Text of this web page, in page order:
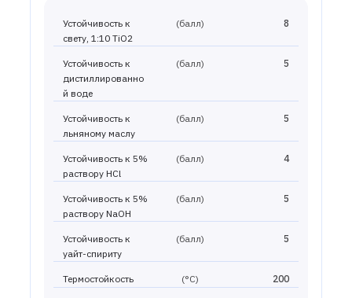
Устойчивость к
свету, 1:10 TiO2
(балл) 8
Устойчивость к
дистиллированно
й воде
(балл) 5
Устойчивость к
льняному маслу
(балл) 5
Устойчивость к 5%
раствору HCl
(балл) 4
Устойчивость к 5%
раствору NaOH
(балл) 5
Устойчивость к
уайт-спириту
(балл) 5
Термостойкость (°С) 200